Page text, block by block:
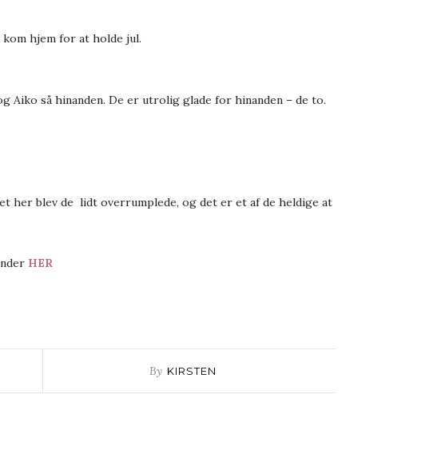
kom hjem for at holde jul.
Aiko så hinanden. De er utrolig glade for hinanden – de to.
her blev de lidt overrumplede, og det er et af de heldige at
HER
By KIRSTEN